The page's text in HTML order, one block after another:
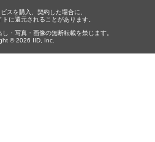
スを購入、契約した場合に、
に還元されることがあります。
・写真・画像の無断転載を禁じます。
© 2026 IID, Inc.